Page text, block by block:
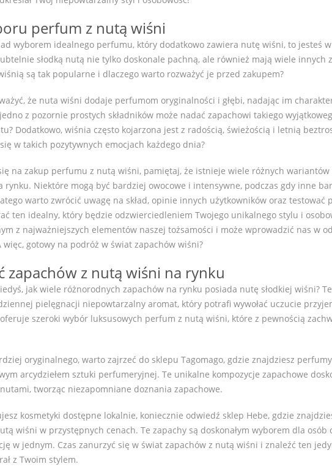
perfum z nutą wiśni
wyborem idealnego perfumu, który dodatkowo zawiera nutę wiśni, to jesteś
słodką nutą nie tylko doskonale pachną, ale również mają wiele innych
są tak popularne i dlaczego warto rozważyć je przed zakupem?
że nuta wiśni dodaje perfumom oryginalności i głębi, nadając im
z pozornie prostych składników może nadać zapachowi takiego
Dodatkowo, wiśnia często kojarzona jest z radością, świeżością i letnią
w takich pozytywnych emocjach każdego dnia?
na zakup perfumu z nutą wiśni, pamiętaj, że istnieje wiele różnych wariantów
rynku. Niektóre mogą być bardziej owocowe i intensywne, podczas gdy inne
warto zwrócić uwagę na skład, opinie innych użytkowników oraz testować
ten idealny, który będzie odzwierciedleniem Twojego unikalnego stylu i
z najważniejszych elementów naszej tożsamości i może wprowadzić nas w
gotowy na podróż w świat zapachów wiśni?
zapachów z nutą wiśni na rynku
jak wiele różnorodnych zapachów na rynku posiada nutę słodkiej wiśni?
pielęgnacji niepowtarzalny aromat, który potrafi wywołać uczucie
szeroki wybór luksusowych perfum z nutą wiśni, które z pewnością
oryginalnego, warto zajrzeć do sklepu Tagomago, gdzie znajdziesz
arcydziełem sztuki perfumeryjnej. Te unikalne kompozycje zapachowe
tworząc niezapomniane doznania zapachowe.
kosmetyki dostępne lokalnie, koniecznie odwiedź sklep Hebe, gdzie
wiśni w przystępnych cenach. Te zapachy są doskonałym wyborem dla osób
w jednym. Czas zanurzyć się w świat zapachów z nutą wiśni i znaleźć ten
z Twoim stylem.